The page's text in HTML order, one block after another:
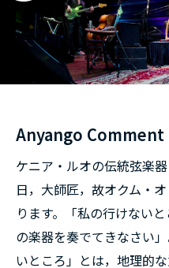
Anyango Comment
ケニア・ルオの伝統弦楽
日，大師匠，故オクム・
ります。「私の行けない
の楽器を奏でてきなさい
いところ」とは，地理的